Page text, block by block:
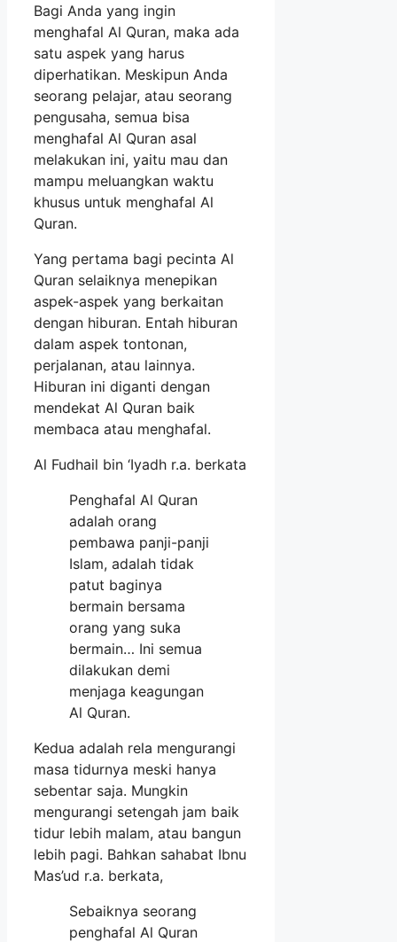
Bagi Anda yang ingin
menghafal Al Quran, maka ada
satu aspek yang harus
diperhatikan. Meskipun Anda
seorang pelajar, atau seorang
pengusaha, semua bisa
menghafal Al Quran asal
melakukan ini, yaitu mau dan
mampu meluangkan waktu
khusus untuk menghafal Al
Quran.
Yang pertama bagi pecinta Al
Quran selaiknya menepikan
aspek-aspek yang berkaitan
dengan hiburan. Entah hiburan
dalam aspek tontonan,
perjalanan, atau lainnya.
Hiburan ini diganti dengan
mendekat Al Quran baik
membaca atau menghafal.
Al Fudhail bin ‘Iyadh r.a. berkata
Penghafal Al Quran
adalah orang
pembawa panji-panji
Islam, adalah tidak
patut baginya
bermain bersama
orang yang suka
bermain… Ini semua
dilakukan demi
menjaga keagungan
Al Quran.
Kedua adalah rela mengurangi
masa tidurnya meski hanya
sebentar saja. Mungkin
mengurangi setengah jam baik
tidur lebih malam, atau bangun
lebih pagi. Bahkan sahabat Ibnu
Mas’ud r.a. berkata,
Sebaiknya seorang
penghafal Al Quran